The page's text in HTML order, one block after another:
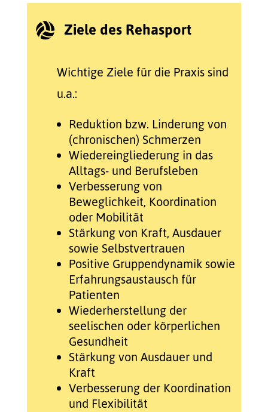
 Ziele des Rehasport
Wichtige Ziele für die Praxis sind
u.a.:
Reduktion bzw. Linderung von
(chronischen) Schmerzen
Wiedereingliederung in das
Alltags- und Berufsleben
Verbesserung von
Beweglichkeit, Koordination
oder Mobilität
Stärkung von Kraft, Ausdauer
sowie Selbstvertrauen
Positive Gruppendynamik sowie
Erfahrungsaustausch für
Patienten
Wiederherstellung der
seelischen oder körperlichen
Gesundheit
Stärkung von Ausdauer und
Kraft
Verbesserung der Koordination
und Flexibilität